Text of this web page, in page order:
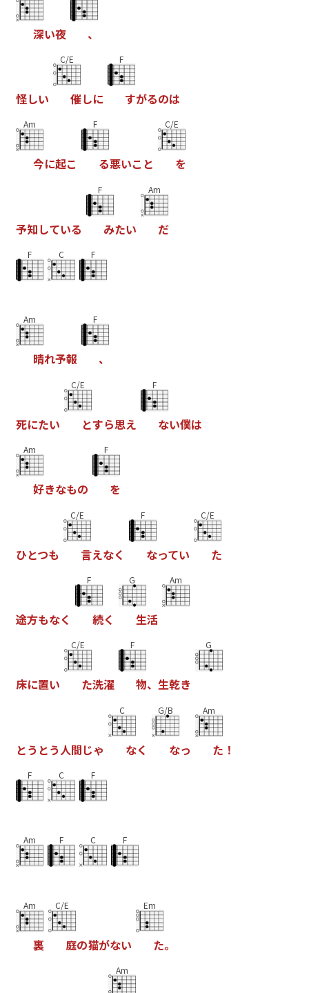
深い夜 、
怪しい
C/E
催しに
F
すがるのは
Am
今に起こ
F
る悪いこ と
C/E
を
予知している
F
みたい
Am
だ
F C F
Am
晴れ予報
F
、
死にたい
C/E
とすら思え
F
ない僕は
Am
好きなもの
F
を
ひとつも
C/E
言えなく
F
なってい
C/E
た
途方もなく
F
続く
G
生活
Am
床に置い
C/E
た洗濯
F
物、 生乾き
G
とう とう 人間じゃ
C
なく
G/B
なっ
Am
た ！
F C F
Am F C F
Am
裏
C/E
庭の猫がない
Em
た。
Am